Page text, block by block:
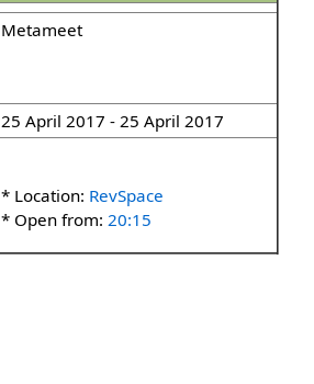
Metameet
25 April 2017 - 25 April 2017
* Location: RevSpace
* Open from: 20:15